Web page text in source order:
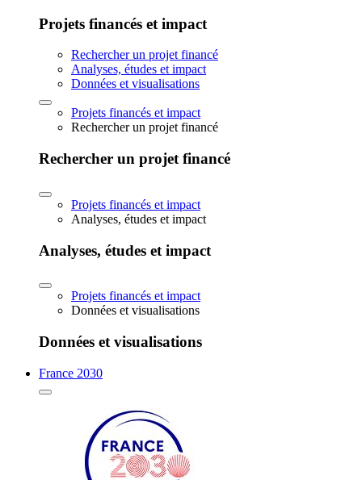
Projets financés et impact
Rechercher un projet financé
Analyses, études et impact
Données et visualisations
Projets financés et impact
Rechercher un projet financé
Rechercher un projet financé
Projets financés et impact
Analyses, études et impact
Analyses, études et impact
Projets financés et impact
Données et visualisations
Données et visualisations
France 2030